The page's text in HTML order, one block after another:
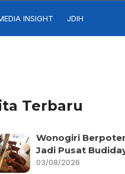
INSIGHT JDIH
Terbaru
Wonogiri
Jadi Pusat
03/08/2026